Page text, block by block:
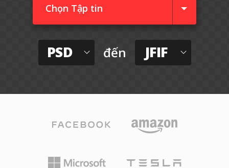
Chọn Tập tin
PSD đến JFIF